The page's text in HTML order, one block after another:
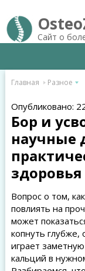
Сайт о
Главная Разное
Опубликовано:
Бор и
научные
здоровья
Вопрос о том,
повлиять на
может
копнуть глубже,
играет
кальций в